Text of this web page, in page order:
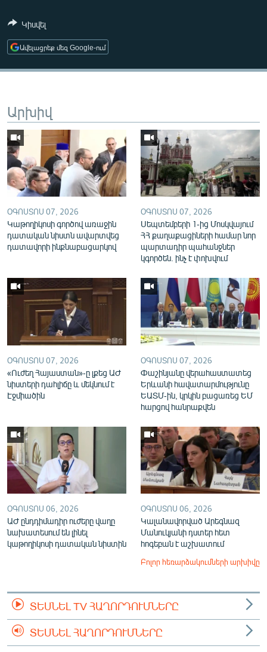
ԲԱՆԱՎԵՃ
ՁԳՏԵԼՈՎ ԼԱՎԱԳՈՒՅՆԻՆ
ՓՈԴՔԱՍԹ
Հայերեն
English
Русский
ՀԵՏԵՎԵՔ ՄԵԶ
«Ազատության» բոլոր կայքերը
Կիսվել
Ավելացրեք մեզ Google-ում
Արխիվ
ՕԳՈՍՏՈՍ 07, 2026
Կաթողիկոսի գործով առաջին
դատական նիստն ավարտվեց
դատավորի ինքնաբացարկով
ՕԳՈՍՏՈՍ 07, 2026
Սեպտեմբերի 1-ից Մոսկվայում
ՀՀ քաղաքացիների համար նոր
պարտադիր պահանջներ
կգործեն. ինչ է փոխվում
ՕԳՈՍՏՈՍ 07, 2026
«Ուժեղ Հայաստան»-ը լքեց ԱԺ
նիստերի դահլիճը և մեկնում է
Էջմիածին
ՕԳՈՍՏՈՍ 07, 2026
Փաշինյանը վերահաստատեց
Երևանի հավատարմությունը
ԵԱՏՄ-ին, կրկին բացառեց ԵՄ
հարցով հանրաքվեն
ՕԳՈՍՏՈՍ 06, 2026
ԱԺ ընդդիմադիր ուժերը վաղը
նախատեսում են լինել
կաթողիկոսի դատական նիստին
ՕԳՈՍՏՈՍ 06, 2026
Կալանավորված Արեգնազ
Մանուկյանի դստեր հետ
հոգեբան է աշխատում
Բոլոր հեռարձակումների արխիվը
ՏԵՍՆԵԼ TV ՀԱՂՈՐԴՈՒՄՆԵՐԸ
ՏԵՍՆԵԼ ՀԱՂՈՐԴՈՒՄՆԵՐԸ